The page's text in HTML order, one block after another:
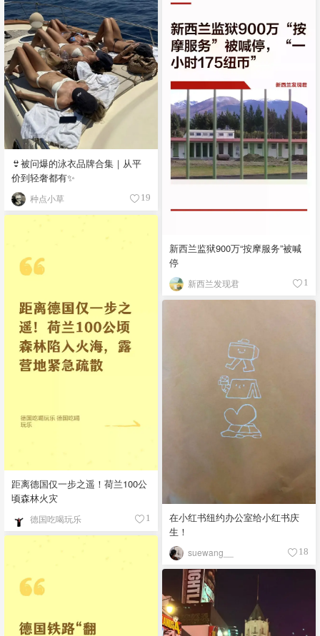
👙被问爆的泳衣品牌合集｜从平
价到轻奢都有✨
种点小草 19
新西兰监狱900万“按摩服务”被喊
停
新西兰发现君 1
距离德国仅一步之遥！荷兰100公
顷森林火灾
德国吃喝玩乐 1
在小红书纽约办公室给小红书庆
生！
suewang__ 18